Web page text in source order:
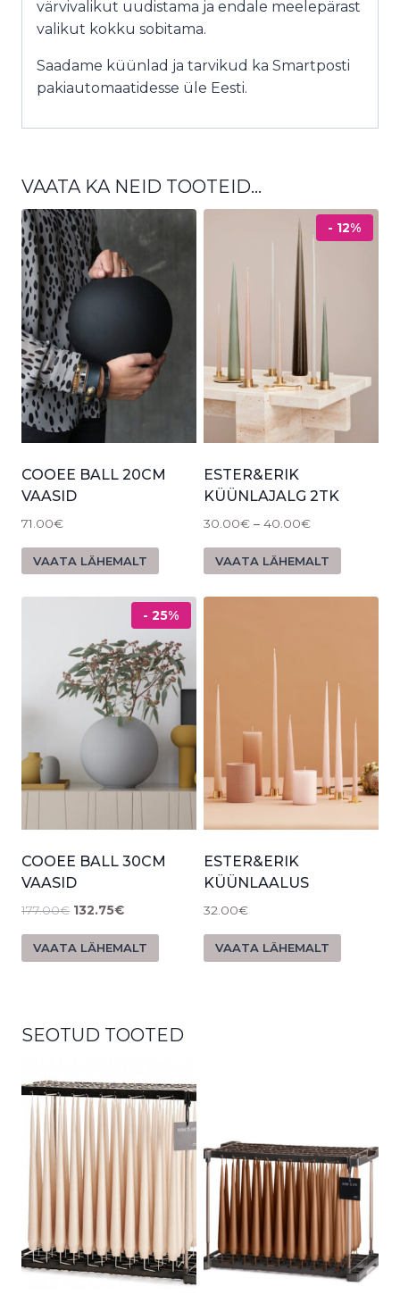
värvivalikut uudistama ja endale meelepärast
valikut kokku sobitama.
Saadame küünlad ja tarvikud ka Smartposti
pakiautomaatidesse üle Eesti.
VAATA KA NEID TOOTEID…
COOEE BALL 20CM
VAASID
71.00€
VAATA LÄHEMALT
- 12%
ESTER&ERIK
KÜÜNLAJALG 2TK
30.00€ – 40.00€
VAATA LÄHEMALT
- 25%
COOEE BALL 30CM
VAASID
177.00€ 132.75€
VAATA LÄHEMALT
ESTER&ERIK
KÜÜNLAALUS
32.00€
VAATA LÄHEMALT
SEOTUD TOOTED